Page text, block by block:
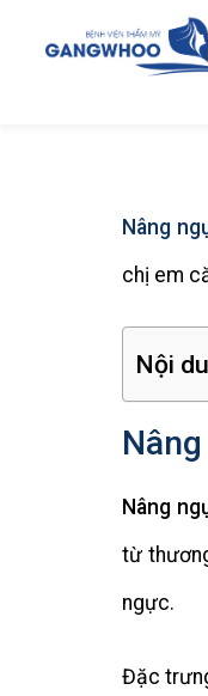
Nâng
chị em
Nội
Nâng
từ
ngực.
Đặc